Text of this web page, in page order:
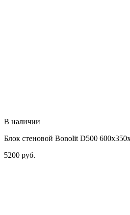
В наличии
Блок стеновой Bonolit D500
5200 руб.